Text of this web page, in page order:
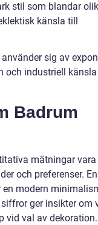
stil som blandar
känsla till
sig av
och industriell
Badrum
mätningar vara
och preferenser.
en modern
ger insikter om
vid val av dekoration.